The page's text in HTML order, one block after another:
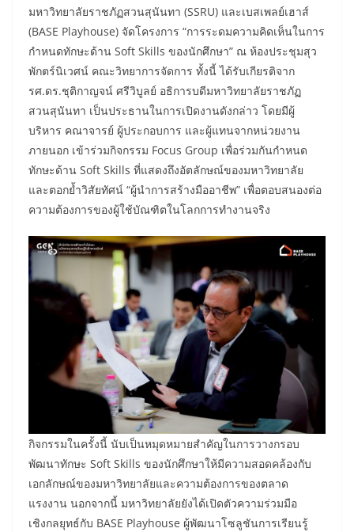
มหาวิทยาลัยราชภัฏสวนสุนันทา (SSRU) และเบสเพลย์เฮาส์
(BASE Playhouse) จัดโครงการ “การระดมความคิดเห็นในการ
กำหนดทักษะด้าน Soft Skills ของนักศึกษา” ณ ห้องประชุมสุว
พักตร์นิเวศน์ คณะวิทยาการจัดการ ทั้งนี้ ได้รับเกียรติจาก
รศ.ดร.ชุติกาญจน์ ศรีวิบูลย์ อธิการบดีมหาวิทยาลัยราชภัฏ
สวนสุนันทา เป็นประธานในการเปิดงานดังกล่าว โดยมีผู้
บริหาร คณาจารย์ ผู้ประกอบการ และผู้แทนจากหน่วยงาน
ภายนอก เข้าร่วมกิจกรรม Focus Group เพื่อร่วมกันกำหนด
ทักษะด้าน Soft Skills ที่แสดงถึงอัตลักษณ์ของมหาวิทยาลัย
และตอกย้ำวิสัยทัศน์ “ผู้นำการสร้างมืออาชีพ” เพื่อตอบสนองต่อ
ความต้องการของผู้ใช้บัณฑิตในโลกการทำงานจริง
กิจกรรมในครั้งนี้ นับเป็นหมุดหมายสำคัญในการวางกรอบ
พัฒนาทักษะ Soft Skills ของนักศึกษาให้มีความสอดคล้องกับ
เอกลักษณ์ของมหาวิทยาลัยและความต้องการของตลาด
แรงงาน นอกจากนี้ มหาวิทยาลัยยังได้เปิดตัวความร่วมมือ
เชิงกลยุทธ์กับ BASE Playhouse ผู้พัฒนาโซลูชันการเรียนรู้